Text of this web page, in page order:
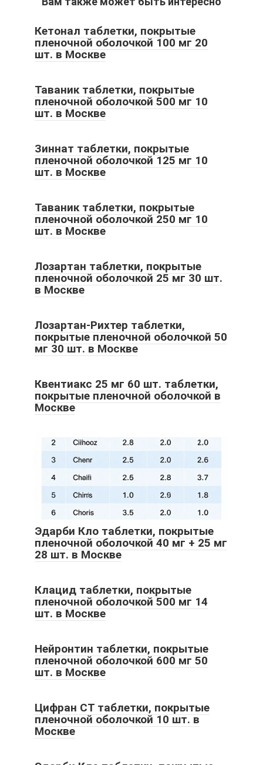
Кетонал таблетки, покрытые
пленочной оболочкой 100 мг 20
шт. в Москве
Таваник таблетки, покрытые
пленочной оболочкой 500 мг 10
шт. в Москве
Зиннат таблетки, покрытые
пленочной оболочкой 125 мг 10
шт. в Москве
Таваник таблетки, покрытые
пленочной оболочкой 250 мг 10
шт. в Москве
Лозартан таблетки, покрытые
пленочной оболочкой 25 мг 30 шт.
в Москве
Лозартан-Рихтер таблетки,
покрытые пленочной оболочкой 50
мг 30 шт. в Москве
Квентиакс 25 мг 60 шт. таблетки,
покрытые пленочной оболочкой в
Москве
Эдарби Кло таблетки, покрытые
пленочной оболочкой 40 мг + 25 мг
28 шт. в Москве
Клацид таблетки, покрытые
пленочной оболочкой 500 мг 14
шт. в Москве
Нейронтин таблетки, покрытые
пленочной оболочкой 600 мг 50
шт. в Москве
Цифран СТ таблетки, покрытые
пленочной оболочкой 10 шт. в
Москве